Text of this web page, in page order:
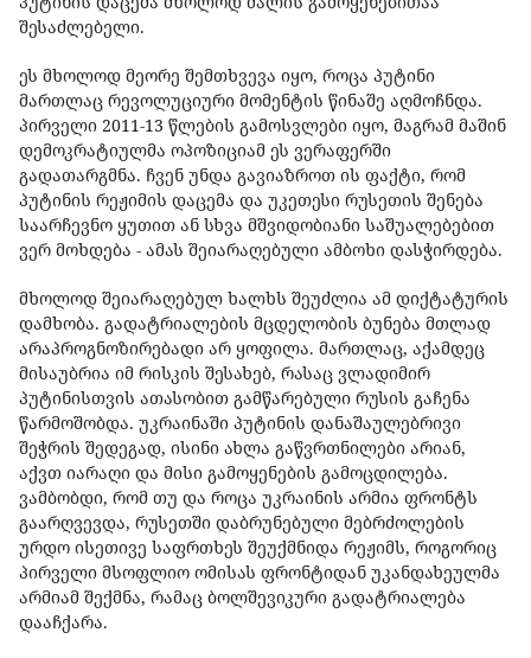
შესაძლებელი.
ეს მხოლოდ მეორე შემთხვევა იყო, როცა პუტინი
მართლაც რევოლუციური მომენტის წინაშე აღმოჩნდა.
პირველი 2011-13 წლების გამოსვლები იყო, მაგრამ მაშინ
დემოკრატიულმა ოპოზიციამ ეს ვერაფერში
გადათარგმნა. ჩვენ უნდა გავიაზროთ ის ფაქტი, რომ
პუტინის რეჟიმის დაცემა და უკეთესი რუსეთის შენება
საარჩევნო ყუთით ან სხვა მშვიდობიანი საშუალებებით
ვერ მოხდება - ამას შეიარაღებული ამბოხი დასჭირდება.
მხოლოდ შეიარაღებულ ხალხს შეუძლია ამ დიქტატურის
დამხობა. გადატრიალების მცდელობის ბუნება მთლად
არაპროგნოზირებადი არ ყოფილა. მართლაც, აქამდეც
მისაუბრია იმ რისკის შესახებ, რასაც ვლადიმირ
პუტინისთვის ათასობით გამწარებული რუსის გაჩენა
წარმოშობდა. უკრაინაში პუტინის დანაშაულებრივი
შეჭრის შედეგად, ისინი ახლა გაწვრთნილები არიან,
აქვთ იარაღი და მისი გამოყენების გამოცდილება.
ვამბობდი, რომ თუ და როცა უკრაინის არმია ფრონტს
გაარღვევდა, რუსეთში დაბრუნებული მებრძოლების
ურდო ისეთივე საფრთხეს შეუქმნიდა რეჟიმს, როგორიც
პირველი მსოფლიო ომისას ფრონტიდან უკანდახეულმა
არმიამ შექმნა, რამაც ბოლშევიკური გადატრიალება
დააჩქარა.